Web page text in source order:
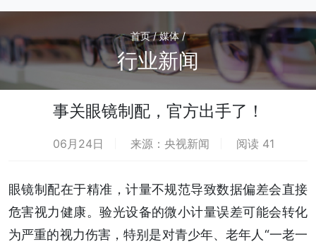
首页 / 媒体 /
行业新闻
事关眼镜制配，官方出手了！
06月24日 来源：央视新闻 阅读 41
眼镜制配在于精准，计量不规范导致数据偏差会直接
危害视力健康。验光设备的微小计量误差可能会转化
为严重的视力伤害，特别是对青少年、老年人“一老一